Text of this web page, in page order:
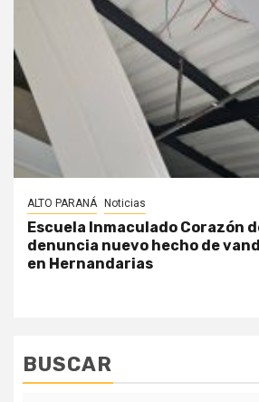
ALTO PARANÁ Noticias
Escuela Inmaculado Corazón
denuncia nuevo hecho de
en Hernandarias
BUSCAR